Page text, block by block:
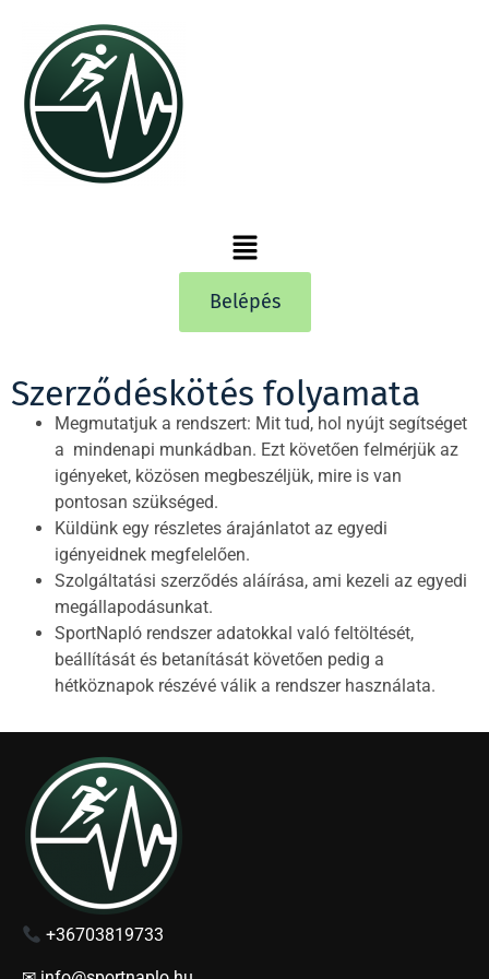
Belépés
Szerződéskötés folyamata
Megmutatjuk a rendszert: Mit tud, hol nyújt segítséget
a mindenapi munkádban. Ezt követően felmérjük az
igényeket, közösen megbeszéljük, mire is van
pontosan szükséged.
Küldünk egy részletes árajánlatot az egyedi
igényeidnek megfelelően.
Szolgáltatási szerződés aláírása, ami kezeli az egyedi
megállapodásunkat.
SportNapló rendszer adatokkal való feltöltését,
beállítását és betanítását követően pedig a
hétköznapok részévé válik a rendszer használata.
+36703819733